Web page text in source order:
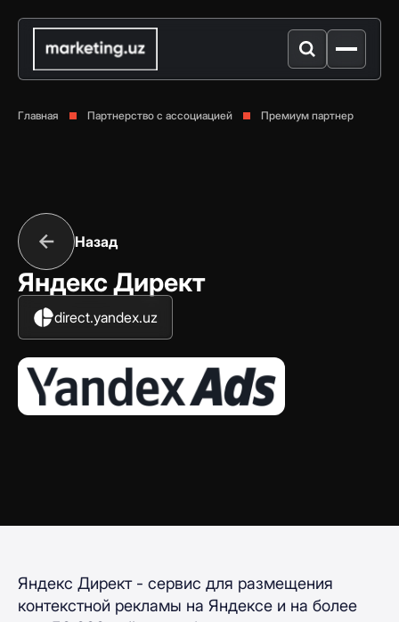
Главная Партнерство с ассоциацией Премиум партнер
Назад
Яндекс Директ
direct.yandex.uz
Яндекс Директ - сервис для размещения
контекстной рекламы на Яндексе и на более